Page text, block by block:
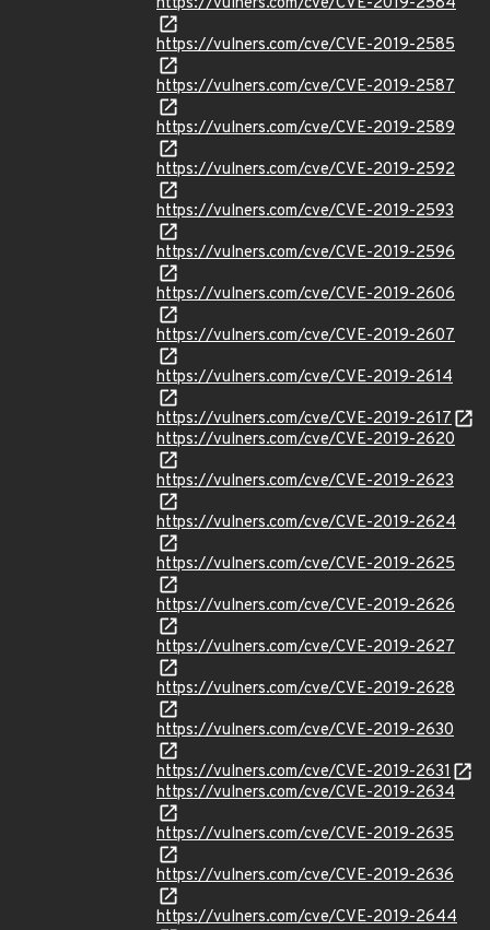
https://vulners.com/cve/CVE-2019-2585
https://vulners.com/cve/CVE-2019-2587
https://vulners.com/cve/CVE-2019-2589
https://vulners.com/cve/CVE-2019-2592
https://vulners.com/cve/CVE-2019-2593
https://vulners.com/cve/CVE-2019-2596
https://vulners.com/cve/CVE-2019-2606
https://vulners.com/cve/CVE-2019-2607
https://vulners.com/cve/CVE-2019-2614
https://vulners.com/cve/CVE-2019-2617
https://vulners.com/cve/CVE-2019-2620
https://vulners.com/cve/CVE-2019-2623
https://vulners.com/cve/CVE-2019-2624
https://vulners.com/cve/CVE-2019-2625
https://vulners.com/cve/CVE-2019-2626
https://vulners.com/cve/CVE-2019-2627
https://vulners.com/cve/CVE-2019-2628
https://vulners.com/cve/CVE-2019-2630
https://vulners.com/cve/CVE-2019-2631
https://vulners.com/cve/CVE-2019-2634
https://vulners.com/cve/CVE-2019-2635
https://vulners.com/cve/CVE-2019-2636
https://vulners.com/cve/CVE-2019-2644